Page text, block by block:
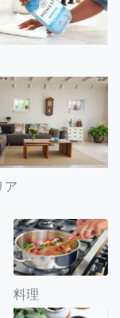
ア
料理